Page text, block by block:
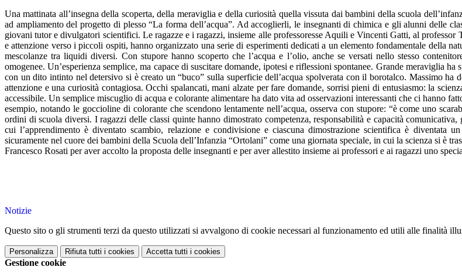
Una mattinata all’insegna della scoperta, della meraviglia e della curiosità quella vissuta dai bambini della scuola
ad ampliamento del progetto di plesso “La forma dell’acqua”. Ad accoglierli, le insegnanti di chimica e gli alunni delle
giovani tutor e divulgatori scientifici. Le ragazze e i ragazzi, insieme alle professoresse Aquili e Vincenti Gatti, al professor
e attenzione verso i piccoli ospiti, hanno organizzato una serie di esperimenti dedicati a un elemento fondamentale della
mescolanze tra liquidi diversi. Con stupore hanno scoperto che l’acqua e l’olio, anche se versati nello stesso
omogenee. Un’esperienza semplice, ma capace di suscitare domande, ipotesi e riflessioni spontanee. Grande meraviglia
con un dito intinto nel detersivo si è creato un “buco” sulla superficie dell’acqua spolverata con il borotalco. Massimo
attenzione e una curiosità contagiosa. Occhi spalancati, mani alzate per fare domande, sorrisi pieni di entusiasmo: la
accessibile. Un semplice miscuglio di acqua e colorante alimentare ha dato vita ad osservazioni interessanti che ci hanno
esempio, notando le goccioline di colorante che scendono lentamente nell’acqua, osserva con stupore: “è come uno
ordini di scuola diversi. I ragazzi delle classi quinte hanno dimostrato competenza, responsabilità e capacità
cui l’apprendimento è diventato scambio, relazione e condivisione e ciascuna dimostrazione scientifica è diventata
sicuramente nel cuore dei bambini della Scuola dell’Infanzia “Ortolani” come una giornata speciale, in cui la scienza si è
Francesco Rosati per aver accolto la proposta delle insegnanti e per aver allestito insieme ai professori e ai ragazzi uno
Notizie
Questo sito o gli strumenti terzi da questo utilizzati si avvalgono di cookie necessari al funzionamento ed utili alle finalità
Personalizza Rifiuta tutti i cookies Accetta tutti i cookies
Gestione cookie